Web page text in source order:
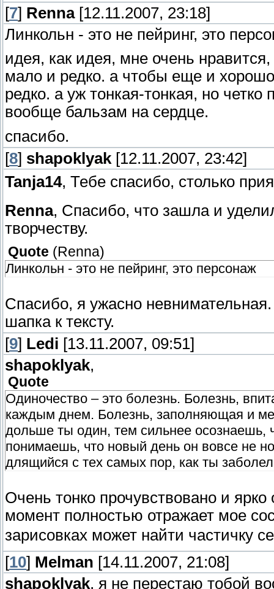
[7] Renna[12.11.2007, 23:18]
Линкольн - это не пейринг, это
идея, как идея, мне очень
мало и редко. а чтобы еще и
редко. а уж тонкая-тонкая, но
вообще бальзам на сердце.
спасибо.
[8] shapoklyak [12.11.2007, 23:42]
Tanja14, Тебе спасибо, столько
Renna, Спасибо, что зашла и
творчеству.
Quote (Renna)
Линкольн - это не пейринг, это персонаж
Спасибо, я ужасно
шапка к тексту.
[9] Ledi [13.11.2007, 09:51]
shapoklyak,
Quote
Одиночество – это болезнь. Болезнь,
каждым днем. Болезнь, заполняющая и
дольше ты один, тем сильнее осознаешь,
понимаешь, что новый день он вовсе не
длящийся с тех самых пор, как ты
Очень тонко прочувствовано и
момент полностью отражает мое
зарисовках может найти частичку
[10] Melman [14.11.2007, 21:08]
shapoklyak, я не перестаю тобой